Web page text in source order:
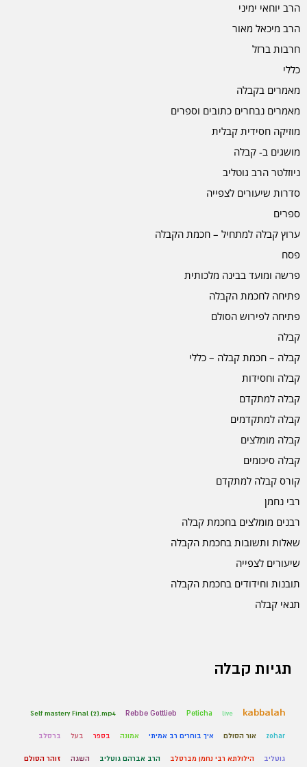
הרב יוחאי ימיני
הרב מיכאל מאור
חרבות ברזל
כללי
מאמרים בקבלה
מאמרים נבחרים כתובים וספרים
מוזיקה חסידית קבלית
מושגים ב- קבלה
ניוזלטר הרב גוטליב
סדרות שיעורים לצפייה
ספרים
ערוץ קבלה למתחיל – חכמת הקבלה
פסח
פרשה ומועד בבינה מלכותית
פתיחה לחכמת הקבלה
פתיחה לפירוש הסולם
קבלה
קבלה – חכמת קבלה – כללי
קבלה וחסידות
קבלה למתקדם
קבלה למתקדמים
קבלה מומלצים
קבלה סיכומים
קורס קבלה למתקדם
רבי נחמן
רבנים מומלצים בחכמת קבלה
שאלות ותשובות בחכמת הקבלה
שיעורים לצפייה
תובנות וחידודים בחכמת הקבלה
תנאי קבלה
תגיות קבלה
kabbalah
live
Peticha
Rebbe Gottlieb
Self mastery Final (2).mp4
zohar אור הסולם איך בוחרים רב אמיתי אמונה בספר בעל ברסלב
גוטליב הילולתא רבי נחמן מברסלב הרב אברהם גוטליב השגה זוהר הסולם